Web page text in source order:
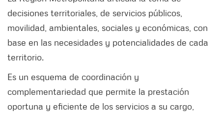
decisiones territoriales, de servicios públicos,
movilidad, ambientales, sociales y económicas, con
base en las necesidades y potencialidades de cada
territorio.
Es un esquema de coordinación y
complementariedad que permite la prestación
oportuna y eficiente de los servicios a su cargo,